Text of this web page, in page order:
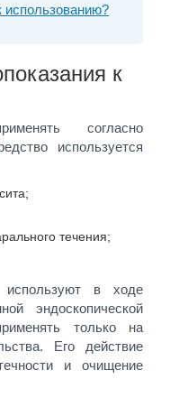
использованию?
к
согласно
используется
течения;
в ходе
эндоскопической
только на
Его действие
и очищение